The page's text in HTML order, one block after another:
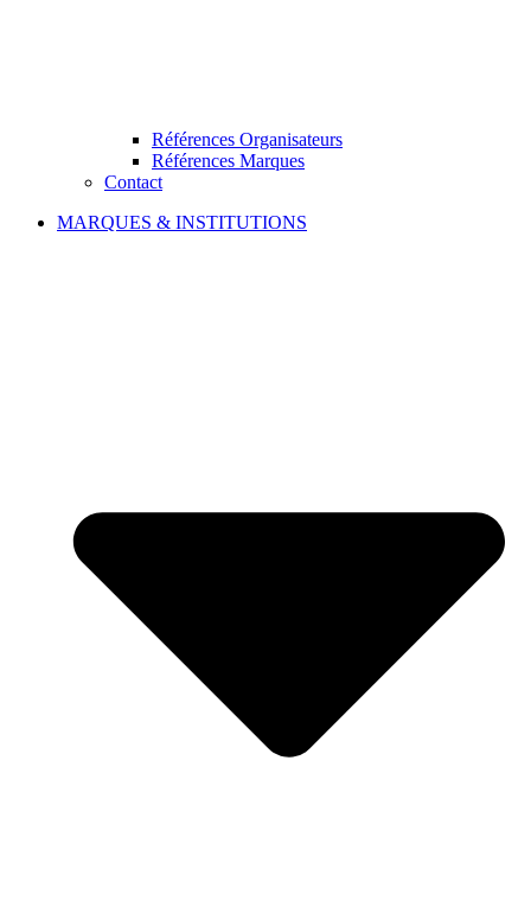
Références Organisateurs
Références Marques
Contact
MARQUES & INSTITUTIONS